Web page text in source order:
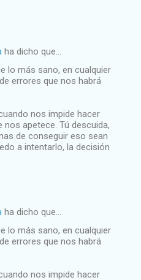
ha dicho que…
lo más sano, en cualquier
errores que nos habrá
nos impide hacer
nos apetece. Tú descuida,
de conseguir eso sean
a intentarlo, la decisión
ha dicho que…
lo más sano, en cualquier
errores que nos habrá
nos impide hacer